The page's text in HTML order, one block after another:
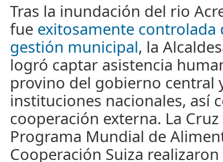
Tras la inundación del rio
fue exitosamente controlada
gestión municipal, la
logró captar asistencia
provino del gobierno central
instituciones nacionales, así
cooperación externa. La Cruz
Programa Mundial de
Cooperación Suiza